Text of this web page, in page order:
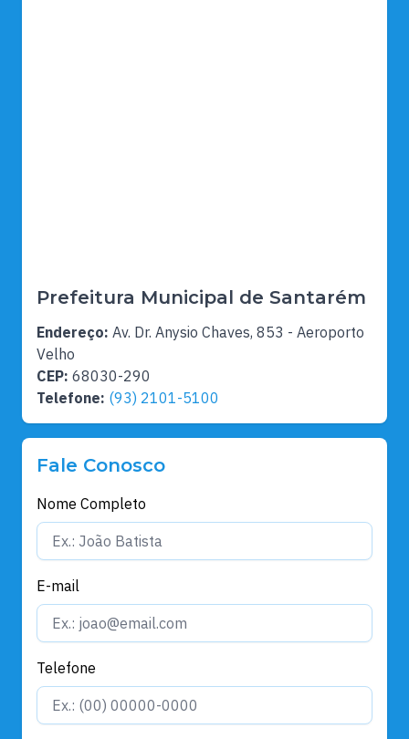
Prefeitura Municipal de Santarém
Endereço: Av. Dr. Anysio Chaves, 853 - Aeroporto
Velho
CEP: 68030-290
Telefone: (93) 2101-5100
Fale Conosco
Nome Completo
E-mail
Telefone